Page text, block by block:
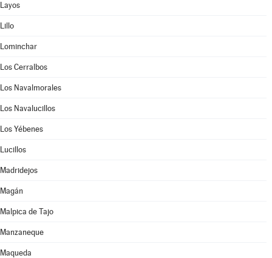
Layos
Lillo
Lominchar
Los Cerralbos
Los Navalmorales
Los Navalucillos
Los Yébenes
Lucillos
Madridejos
Magán
Malpica de Tajo
Manzaneque
Maqueda